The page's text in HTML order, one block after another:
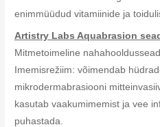
enimmüüdud vitamiinide ja
Artistry Labs Aquabrasion
Mitmetoimeline
Imemisrežiim: võimendab
mikrodermabrasiooni
kasutab vaakumimemist ja vee
puhastada.